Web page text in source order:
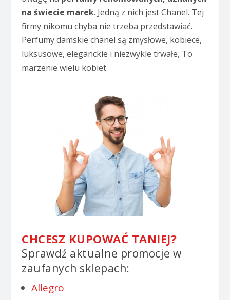
na świecie marek. Jedną z nich jest Chanel. Tej
firmy nikomu chyba nie trzeba przedstawiać.
Perfumy damskie chanel są zmysłowe, kobiece,
luksusowe, eleganckie i niezwykle trwałe, To
marzenie wielu kobiet.
CHCESZ KUPOWAĆ TANIEJ?
Sprawdź aktualne promocje w
zaufanych sklepach:
Allegro